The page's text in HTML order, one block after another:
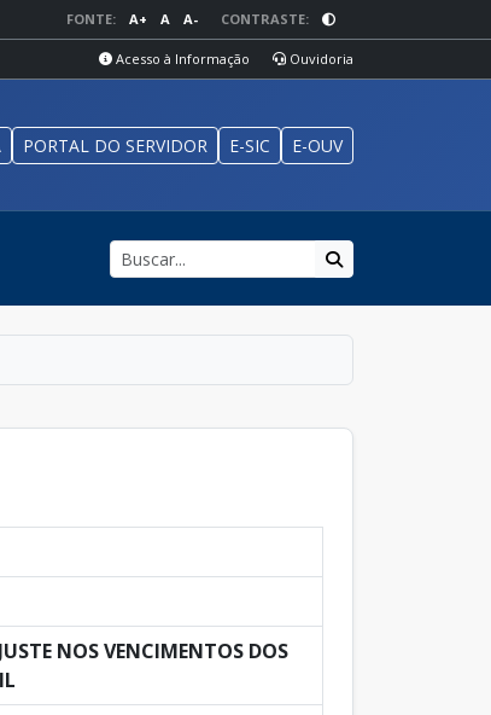
FONTE: A+ A A- CONTRASTE:
Acesso à Informação Ouvidoria
PORTAL DO SERVIDOR E-SIC E-OUV
NOS VENCIMENTOS DOS